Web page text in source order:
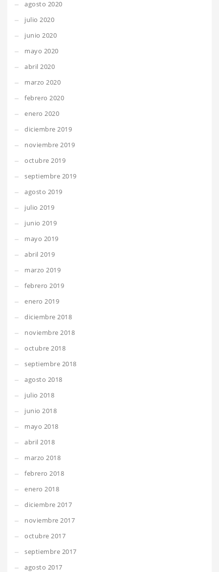
agosto 2020
julio 2020
junio 2020
mayo 2020
abril 2020
marzo 2020
febrero 2020
enero 2020
diciembre 2019
noviembre 2019
octubre 2019
septiembre 2019
agosto 2019
julio 2019
junio 2019
mayo 2019
abril 2019
marzo 2019
febrero 2019
enero 2019
diciembre 2018
noviembre 2018
octubre 2018
septiembre 2018
agosto 2018
julio 2018
junio 2018
mayo 2018
abril 2018
marzo 2018
febrero 2018
enero 2018
diciembre 2017
noviembre 2017
octubre 2017
septiembre 2017
agosto 2017